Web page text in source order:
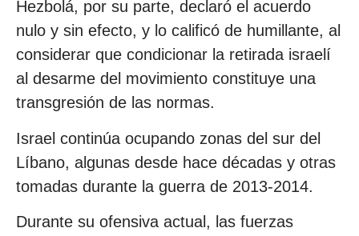
Hezbolá, por su parte, declaró el acuerdo
nulo y sin efecto, y lo calificó de humillante, al
considerar que condicionar la retirada israelí
al desarme del movimiento constituye una
transgresión de las normas.
Israel continúa ocupando zonas del sur del
Líbano, algunas desde hace décadas y otras
tomadas durante la guerra de 2013-2014.
Durante su ofensiva actual, las fuerzas